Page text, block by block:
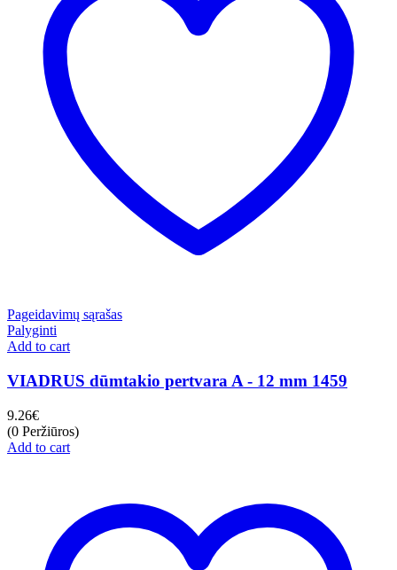
Pageidavimų sąrašas
Palyginti
Add to cart
VIADRUS dūmtakio pertvara A - 12 mm 1459
9.26€
(0 Peržiūros)
Add to cart